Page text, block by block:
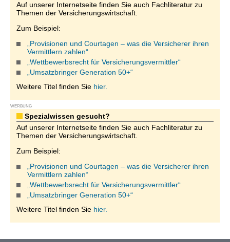
Auf unserer Internetseite finden Sie auch Fachliteratur zu
Themen der Versicherungswirtschaft.
Zum Beispiel:
„Provisionen und Courtagen – was die Versicherer ihren
Vermittlern zahlen“
„Wettbewerbsrecht für Versicherungsvermittler“
„Umsatzbringer Generation 50+“
Weitere Titel finden Sie hier.
WERBUNG
Spezialwissen gesucht?
Auf unserer Internetseite finden Sie auch Fachliteratur zu
Themen der Versicherungswirtschaft.
Zum Beispiel:
„Provisionen und Courtagen – was die Versicherer ihren
Vermittlern zahlen“
„Wettbewerbsrecht für Versicherungsvermittler“
„Umsatzbringer Generation 50+“
Weitere Titel finden Sie hier.